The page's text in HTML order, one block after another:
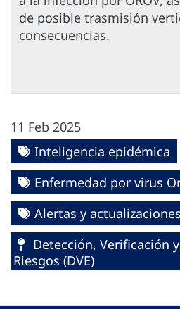
de posible trasmisión
consecuencias.
11 Feb 2025
Inteligencia epidémica
Enfermedad por virus
Alertas y
Detección, Verificación
Riesgos (DVE)